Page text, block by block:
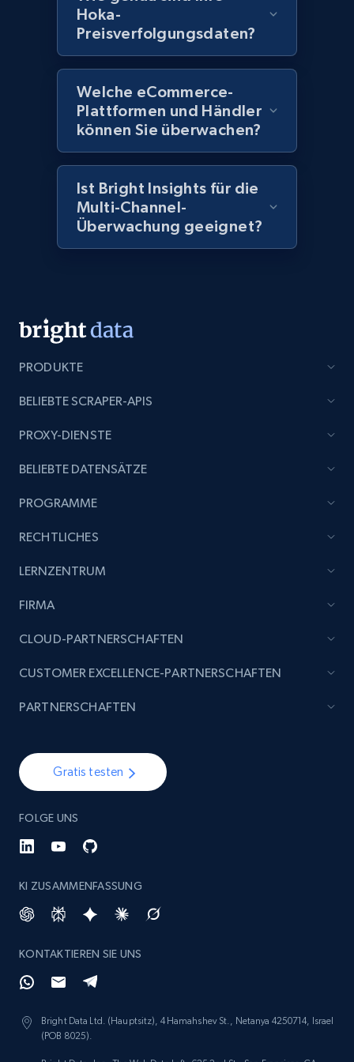
Amazon products global dataset - Collect
Title, Seller name, Brand, Description, Initial
price, Currency, Availability, Reviews count, and
2.1K+ 375+ Jetzt anfangen
Amazon products global dataset - Collect
products from Brands URLs
Title, Seller name, Brand, Description, Initial
more.
Reviews count shop, Reviews count item, Initial
Etsy - Collect data on products using
Reviews count shop, Reviews count item, Initial
price, and more.
1.9K+
URL, Product id, Listing inventory id, Title, Rating,
price, and more.
Hoka-
Preisverfolgungsdaten?
Welche eCommerce-
Plattformen und Händler
können Sie überwachen?
Ist Bright Insights für die
Multi-Channel-
Überwachung geeignet?
PRODUKTE
BELIEBTE SCRAPER-APIS
PROXY-DIENSTE
BELIEBTE DATENSÄTZE
PROGRAMME
RECHTLICHES
LERNZENTRUM
FIRMA
Gratis testen
FOLGE UNS
KI ZUSAMMENFASSUNG
KONTAKTIEREN SIE UNS
Bright Data Ltd. (Hauptsitz), 4 Hamahshev St., Netanya 4250714, Israel
(POB 8025).
CLOUD-PARTNERSCHAFTEN
CUSTOMER EXCELLENCE-PARTNERSCHAFTEN
PARTNERSCHAFTEN